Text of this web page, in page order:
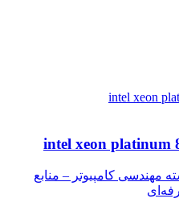
مهندسی کامپیوتر – منابع